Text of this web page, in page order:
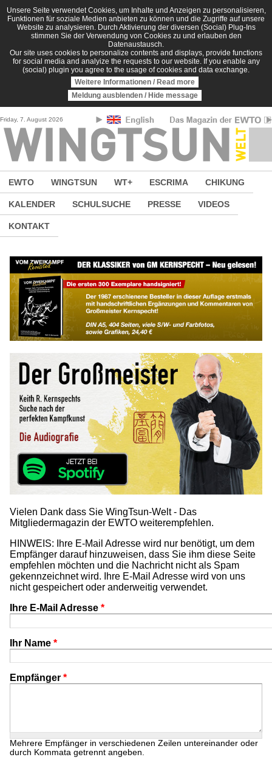
Direkt zum Inhalt
Unsere Seite verwendet Cookies, um Inhalte und Anzeigen zu personalisieren,
Funktionen für soziale Medien anbieten zu können und die Zugriffe auf unsere
Website zu analysieren. Durch Aktivierung der diversen (Social) Plug-Ins
stimmen Sie der Verwendung von Cookies zu und erlauben den
Datenaustausch.
Our site uses cookies to personalize contents and displays, provide functions
for social media and analyize the requests to our website. If you enable any
(social) plugin you agree to the usage of cookies and data exchange.
Weitere Informationen / Read more
Meldung ausblenden / Hide message
Friday, 7. August 2026
EWTO WINGTSUN WT+ ESCRIMA CHIKUNG
KALENDER SCHULSUCHE PRESSE VIDEOS
KONTAKT
Vielen Dank dass Sie WingTsun-Welt - Das
Mitgliedermagazin der EWTO weiterempfehlen.
HINWEIS: Ihre E-Mail Adresse wird nur benötigt, um dem
Empfänger darauf hinzuweisen, dass Sie ihm diese Seite
empfehlen möchten und die Nachricht nicht als Spam
gekennzeichnet wird. Ihre E-Mail Adresse wird von uns
nicht gespeichert oder anderweitig verwendet.
Ihre E-Mail Adresse *
Ihr Name *
Empfänger *
Mehrere Empfänger in verschiedenen Zeilen untereinander oder
durch Kommata getrennt angeben.